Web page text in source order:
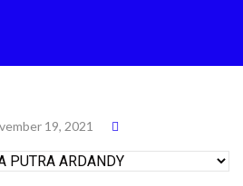
19, 2021